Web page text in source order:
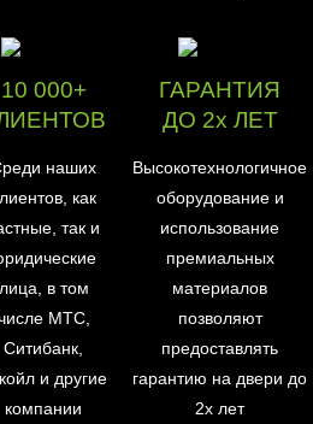
10 000+
наших
как
так и
лица, в том
МТС,
Ситибанк,
и другие
компании
ГАРАНТИЯ
ДО 2х ЛЕТ
Высокотехнологичное
оборудование и
использование
премиальных
материалов
позволяют
предоставлять
гарантию на двери до
2х лет